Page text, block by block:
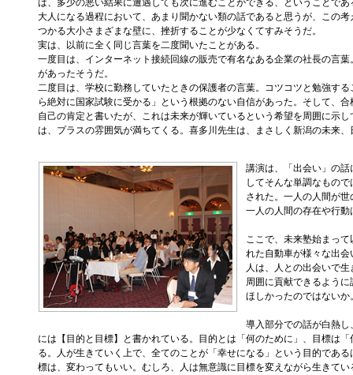
ば、多少の悪い結果に遭遇しても次に進むことができる、ということであ
大人になる過程において、あまり聞かない類の話であると思うが、この
つかる大小さまざまな壁に、挫折することが少なくてすみそうだ。
実は、以前に全く同じ言葉を二度聞いたことがある。
一度目は、インターネット接続回線の販売で有名なある企業の社長の言
があったそうだ。
二度目は、学校に勤務していたときの保護者の言葉。コツコツと勉強す
ら絶対に国家試験に受かる」という根拠のない自信があった。そして、
自己の肯定と書いたが、これは未来が輝いているという希望を周囲に示
は、プラスの雰囲気が満ちてくる。喜多川先生は、まさしく新潟の未来
講演は、「出会い」の
してそんな単調なもの
された。一人の人間が
一人の人間の存在や行
ここで、未来塾始まっ
れた自動車が様々な出
人は、人との出会いで
周囲に貢献できるよう
ほしかったのではないか
導入部分での話が白熱
には【目的と目標】と書かれている。目的とは「何のために」、目標は
る。人が生きていく上で、全てのことが「幸せになる」という目的であ
標は、変わってもいい。むしろ、人は無意識に目標を変えながら生きてい